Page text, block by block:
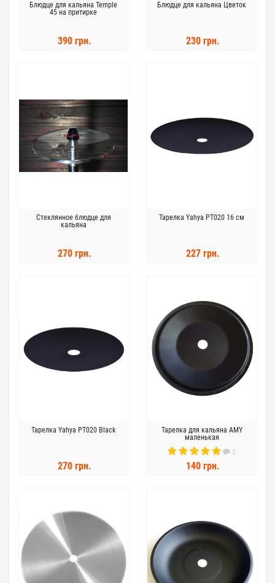
Блюдце для кальяна Temple
45 на притирке
390 грн.
Блюдце для кальяна Цветок
230 грн.
Стеклянное блюдце для
кальяна
270 грн.
Тарелка Yahya PT020 16 см
227 грн.
Тарелка Yahya PT020 Black
270 грн.
Тарелка для кальяна AMY
маленькая
2
140 грн.